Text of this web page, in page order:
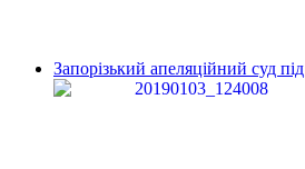
Запорізький апеляційний суд